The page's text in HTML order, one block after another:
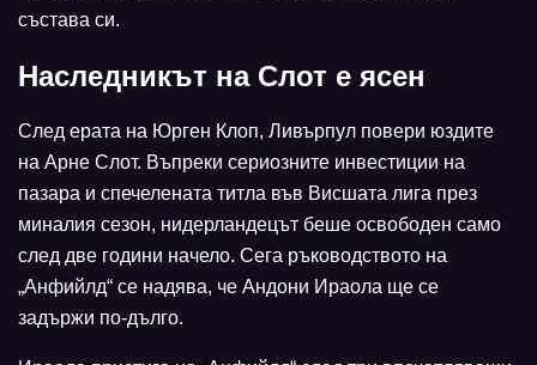
състава си.
Наследникът на Слот е ясен
След ерата на Юрген Клоп, Ливърпул повери юздите
на Арне Слот. Въпреки сериозните инвестиции на
пазара и спечелената титла във Висшата лига през
миналия сезон, нидерландецът беше освободен само
след две години начело. Сега ръководството на
„Анфийлд“ се надява, че Андони Ираола ще се
задържи по-дълго.